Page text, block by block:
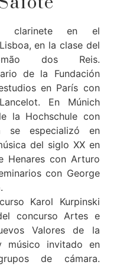
clarinete en el
en la clase del
dos Reis.
de la Fundación
en París con
En Múnich
la Hochschule con
se especializó en
del siglo XX en
Henares con Arturo
con George
Karol Kurpinski
concurso Artes e
Valores de la
músico invitado en
de cámara.